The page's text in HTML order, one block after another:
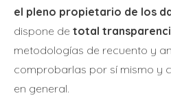
el pleno propietario de los
dispone de total
metodologías de recuento y
comprobarlas por sí mismo y
en general.